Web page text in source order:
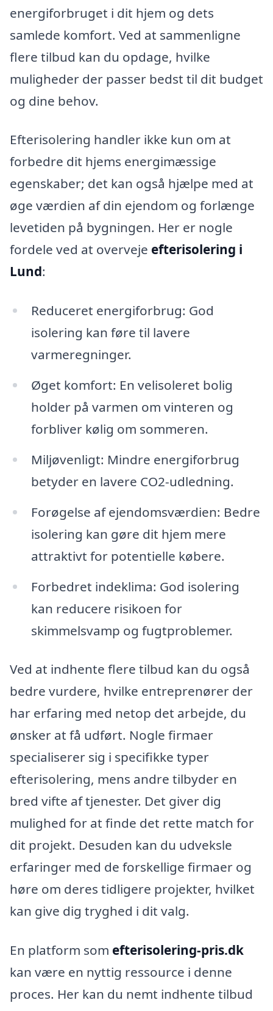
energiforbruget i dit hjem og dets
samlede komfort. Ved at sammenligne
flere tilbud kan du opdage, hvilke
muligheder der passer bedst til dit budget
og dine behov.
Efterisolering handler ikke kun om at
forbedre dit hjems energimæssige
egenskaber; det kan også hjælpe med at
øge værdien af din ejendom og forlænge
levetiden på bygningen. Her er nogle
fordele ved at overveje efterisolering i
Lund:
Reduceret energiforbrug: God
isolering kan føre til lavere
varmeregninger.
Øget komfort: En velisoleret bolig
holder på varmen om vinteren og
forbliver kølig om sommeren.
Miljøvenligt: Mindre energiforbrug
betyder en lavere CO2-udledning.
Forøgelse af ejendomsværdien: Bedre
isolering kan gøre dit hjem mere
attraktivt for potentielle købere.
Forbedret indeklima: God isolering
kan reducere risikoen for
skimmelsvamp og fugtproblemer.
Ved at indhente flere tilbud kan du også
bedre vurdere, hvilke entreprenører der
har erfaring med netop det arbejde, du
ønsker at få udført. Nogle firmaer
specialiserer sig i specifikke typer
efterisolering, mens andre tilbyder en
bred vifte af tjenester. Det giver dig
mulighed for at finde det rette match for
dit projekt. Desuden kan du udveksle
erfaringer med de forskellige firmaer og
høre om deres tidligere projekter, hvilket
kan give dig tryghed i dit valg.
En platform som efterisolering-pris.dk
kan være en nyttig ressource i denne
proces. Her kan du nemt indhente tilbud